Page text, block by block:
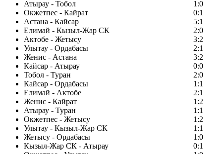
Атырау - Тобол
1:0
Окжетпес - Кайрат
0:1
Астана - Кайсар
5:1
Елимай - Кызыл-Жар СК
2:0
Актобе - Жетысу
3:2
Улытау - Ордабасы
2:1
Женис - Астана
3:2
Кайсар - Атырау
0:0
Тобол - Туран
2:0
Кайсар - Ордабасы
1:1
Елимай - Актобе
2:1
Женис - Кайрат
1:2
Атырау - Туран
1:1
Окжетпес - Жетысу
1:2
Улытау - Кызыл-Жар СК
1:1
Жетысу - Ордабасы
1:0
Кызыл-Жар СК - Атырау
0:1